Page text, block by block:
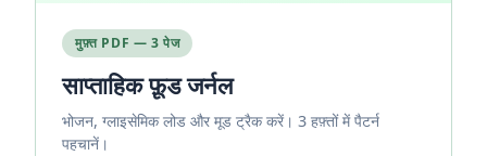
मुफ़्त PDF — 3 पेज
साप्ताहिक फ़ूड जर्नल
भोजन, ग्लाइसेमिक लोड और मूड ट्रैक करें। 3 हफ़्तों में पैटर्न
पहचानें।